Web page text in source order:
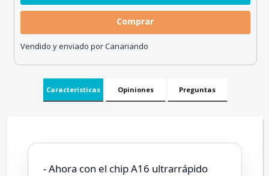
Comprar
Vendido y enviado por Canariando
Características Opiniones Preguntas
- Ahora con el chip A16 ultrarrápido